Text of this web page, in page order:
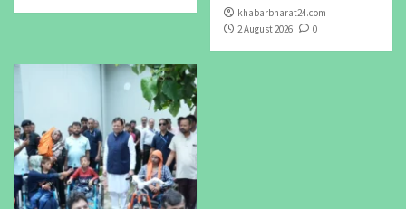
khabarbharat24.com
2 August 2026
0